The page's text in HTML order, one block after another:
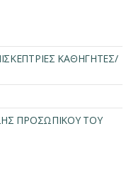
ΚΑΘΗΓΗΤΕΣ/
ΠΡΟΣΩΠΙΚΟΥ ΤΟΥ